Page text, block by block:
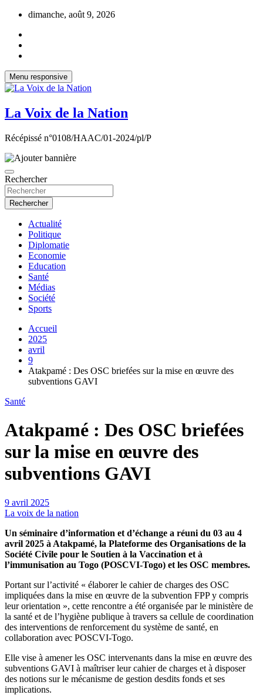
Aller
contenu
dimanche, août 9, 2026
Menu responsive
La Voix de la Nation
Récépissé n°0108/HAAC/01-2024/pl/P
Rechercher
Rechercher
Actualité
Politique
Diplomatie
Economie
Education
Santé
Médias
Société
Sports
Accueil
2025
avril
9
Atakpamé : Des OSC briefées sur la mise en œuvre des
subventions GAVI
Santé
Atakpamé : Des OSC briefées
sur la mise en œuvre des
subventions GAVI
9 avril 2025
La voix de la nation
Un séminaire d’information et d’échange a réuni du 03 au 4
avril 2025 à Atakpamé, la Plateforme des Organisations de la
Société Civile pour le Soutien à la Vaccination et à
l’immunisation au Togo (POSCVI-Togo) et les OSC membres.
Portant sur l’activité « élaborer le cahier de charges des OSC
impliquées dans la mise en œuvre de la subvention FPP y compris
leur orientation », cette rencontre a été organisée par le ministère de
la santé et de l’hygiène publique à travers sa cellule de coordination
des interventions de renforcement du système de santé, en
collaboration avec POSCVI-Togo.
Elle vise à amener les OSC intervenants dans la mise en œuvre des
subventions GAVI à maîtriser leur cahier de charges et à disposer
des notions sur le mécanisme de gestion desdits fonds et ses
implications.